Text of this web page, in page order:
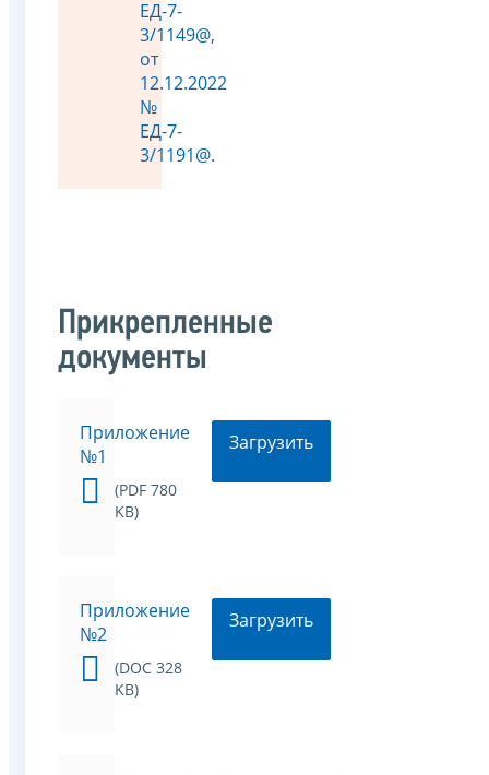
ЕД-7-
3/1149@,
от
12.12.2022
№
ЕД-7-
3/1191@.
Прикрепленные
документы
Приложение
№1
(PDF 780
KB)
Загрузить
Приложение
№2
(DOC 328
KB)
Загрузить